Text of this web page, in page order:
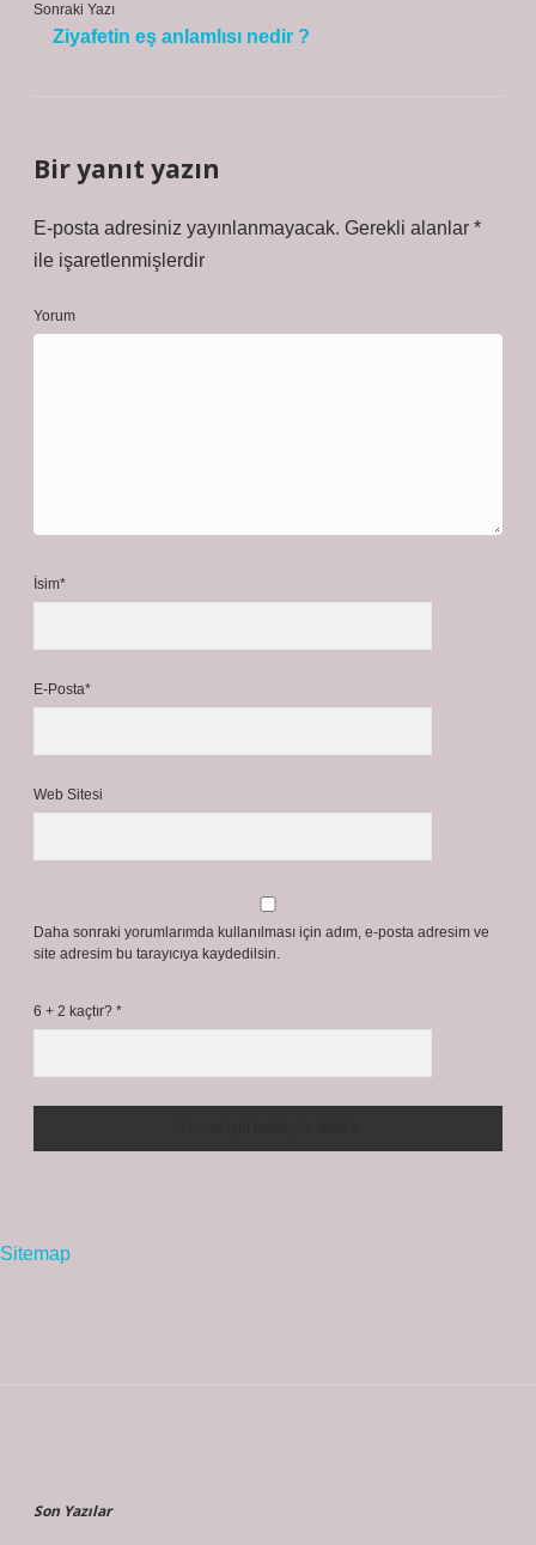
Sonraki Yazı
Ziyafetin eş anlamlısı nedir ?
Bir yanıt yazın
E-posta adresiniz yayınlanmayacak. Gerekli alanlar *
ile işaretlenmişlerdir
Yorum
İsim*
E-Posta*
Web Sitesi
Daha sonraki yorumlarımda kullanılması için adım, e-posta adresim ve
site adresim bu tarayıcıya kaydedilsin.
6 + 2 kaçtır? *
Sitemap
Son Yazılar